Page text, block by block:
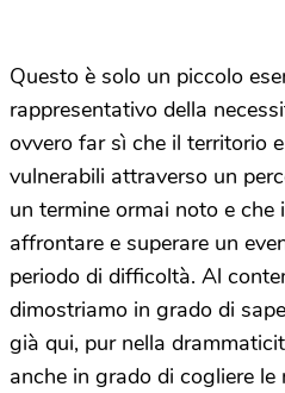
Questo è solo un piccolo
rappresentativo della
ovvero far sì che il territorio
vulnerabili attraverso un
un termine ormai noto e
affrontare e superare un
periodo di difficoltà. Al
dimostriamo in grado di
già qui, pur nella
anche in grado di cogliere